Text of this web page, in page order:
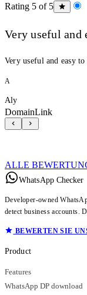
Rating 5 of 5
Very useful and
Very useful and easy
A
Aly
DomainLink
ALLE
WhatsApp Checker
Developer-owned
detect business
BEWERTEN SIE
Product
Features
WhatsApp DP download